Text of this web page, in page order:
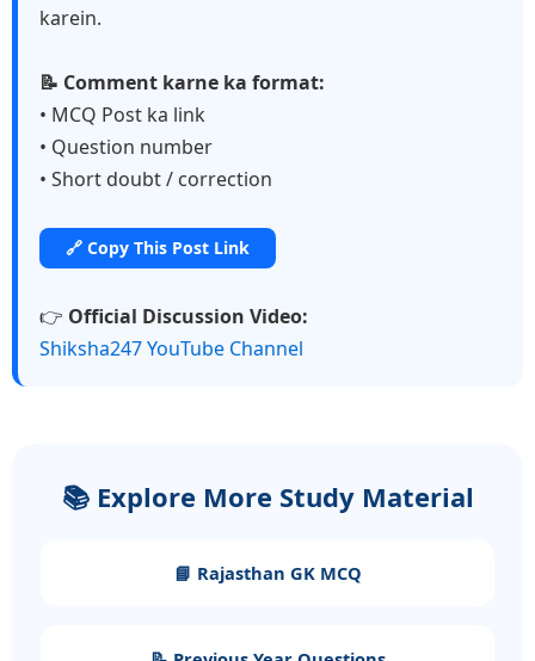
karein.
📝 Comment karne ka format:
• MCQ Post ka link
• Question number
• Short doubt / correction
🔗 Copy This Post Link
👉 Official Discussion Video:
Shiksha247 YouTube Channel
📚 Explore More Study Material
📘 Rajasthan GK MCQ